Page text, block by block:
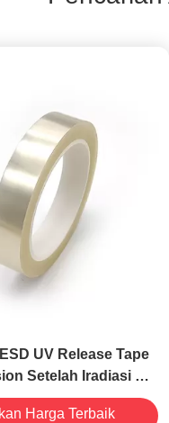
UV Release Tape
Setelah Iradiasi UV
ODM
Harga Terbaik